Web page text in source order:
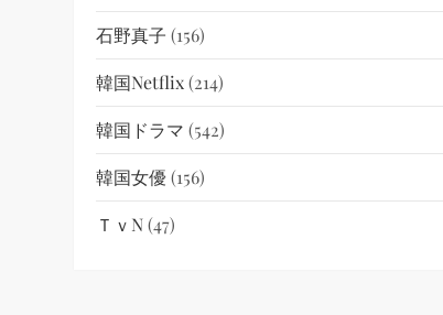
石野真子 (156)
韓国netflix(214)
韓国ドラマ (542)
韓国女優(156)
ＴｖN(47)